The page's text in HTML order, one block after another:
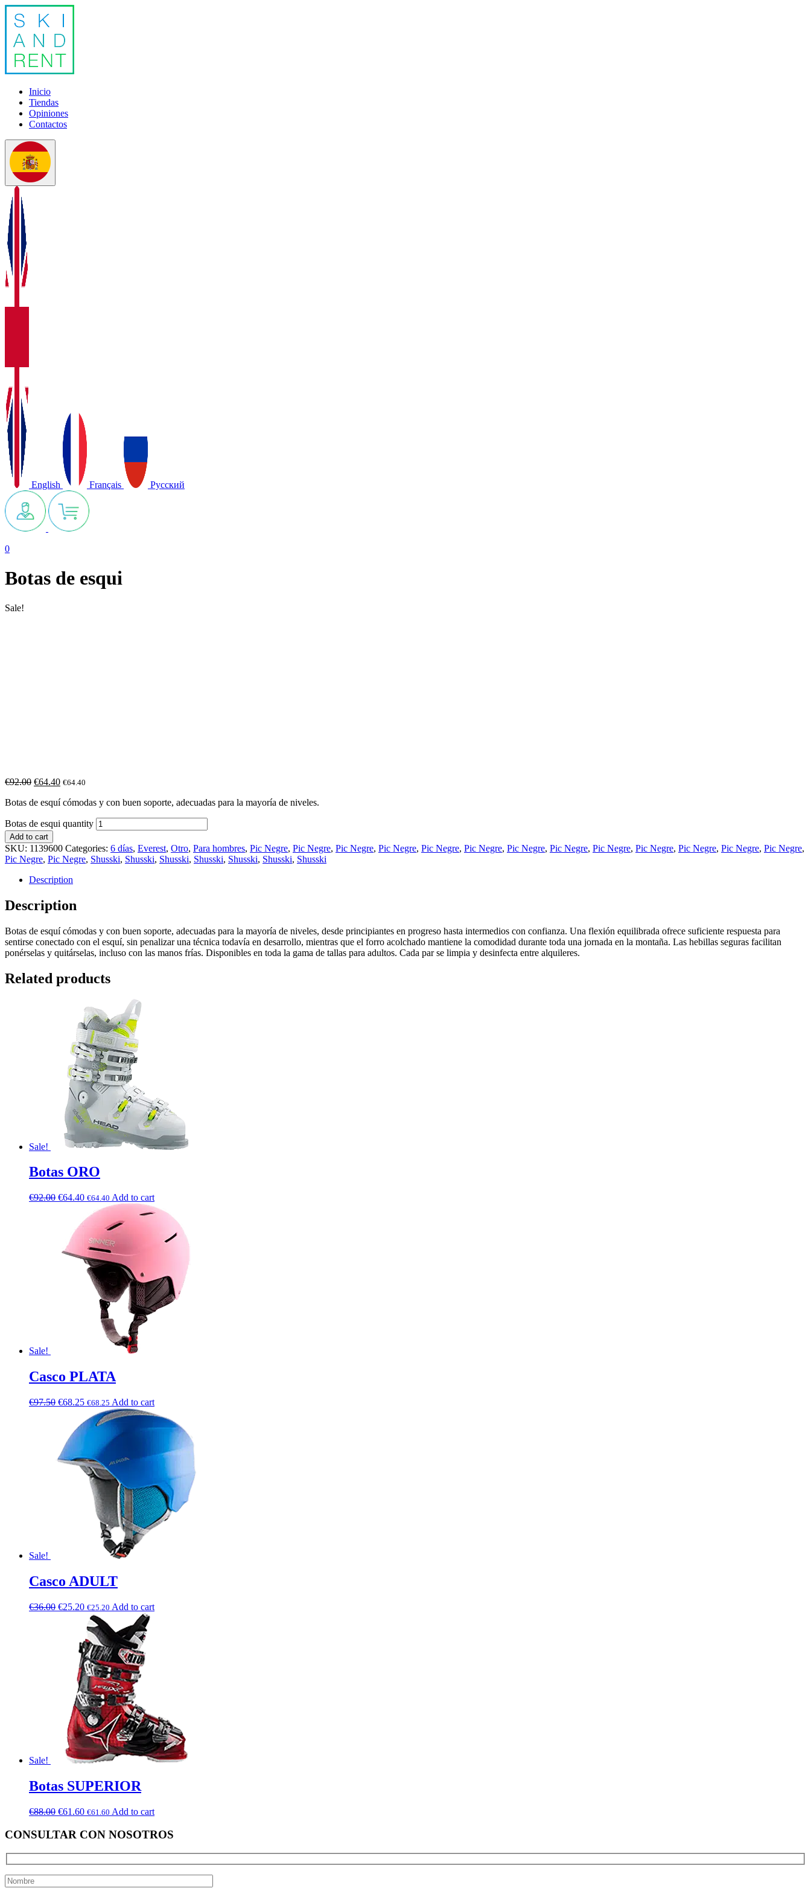
Inicio
Tiendas
Opiniones
Contactos
English Français Русский
0
Botas de esqui
Sale!
€92.00 €64.40 €64.40
Botas de esquí cómodas y con buen soporte, adecuadas para la mayoría de niveles.
Botas de esqui quantity
Add to cart
SKU: 1139600 Categories: 6 días, Everest, Otro, Para hombres, Pic Negre, Pic Negre, Pic Negre, Pic Negre, Pic Negre, Pic Negre, Pic Negre, Pic Negre, Pic Negre, Pic Negre, Pic Negre, Pic Negre, Pic Negre,
Pic Negre, Pic Negre, Shusski, Shusski, Shusski, Shusski, Shusski, Shusski, Shusski
Description
Description
Botas de esquí cómodas y con buen soporte, adecuadas para la mayoría de niveles, desde principiantes en progreso hasta intermedios con confianza. Una flexión equilibrada ofrece suficiente respuesta para
sentirse conectado con el esquí, sin penalizar una técnica todavía en desarrollo, mientras que el forro acolchado mantiene la comodidad durante toda una jornada en la montaña. Las hebillas seguras facilitan
ponérselas y quitárselas, incluso con las manos frías. Disponibles en toda la gama de tallas para adultos. Cada par se limpia y desinfecta entre alquileres.
Related products
Sale!
Botas ORO
€92.00 €64.40 €64.40 Add to cart
Sale!
Casco PLATA
€97.50 €68.25 €68.25 Add to cart
Sale!
Casco ADULT
€36.00 €25.20 €25.20 Add to cart
Sale!
Botas SUPERIOR
€88.00 €61.60 €61.60 Add to cart
CONSULTAR CON NOSOTROS